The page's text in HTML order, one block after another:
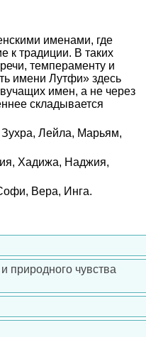
именами, где
к традиции. В таких
темпераменту и
имени Лутфи» здесь
имен, а не через
складывается
Лейла, Марьям,
Хадижа, Наджия,
Вера, Инга.
природного чувства